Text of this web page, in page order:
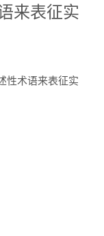
来表征实
性术语来表征实